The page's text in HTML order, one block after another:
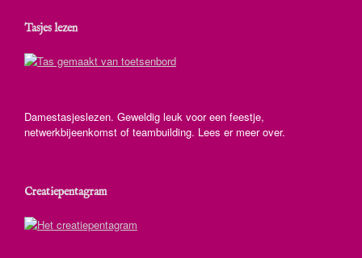
Tasjes lezen
Damestasjeslezen. Geweldig leuk voor een feestje,
netwerkbijeenkomst of teambuilding. Lees er meer over.
Creatiepentagram